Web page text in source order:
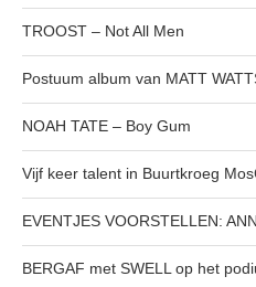
TROOST – Not All Men
Postuum album van MATT
NOAH TATE – Boy Gum
Vijf keer talent in Buurtkroeg
EVENTJES VOORSTELLEN:
BERGAF met SWELL op het